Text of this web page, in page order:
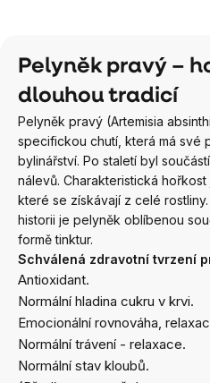
Pelyněk pravý –
dlouhou tradicí
Pelyněk pravý (Artemisia
specifickou chutí, která má své
bylinářství. Po staletí byl
nálevů. Charakteristická hořkost
které se získávají z celé
historii je pelyněk oblíbenou
formě tinktur.
Schválená zdravotní tvrzení
Antioxidant.
Normální hladina cukru v krvi.
Emocionální rovnováha,
Normální trávení - relaxace.
Normální stav kloubů.